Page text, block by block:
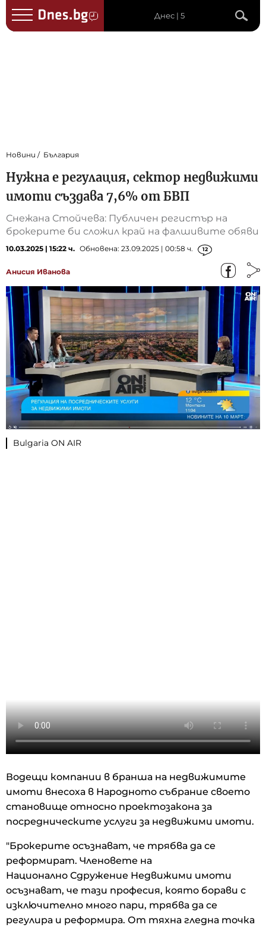
Днес | 5
Новини България
Нужна е регулация, сектор недвижими
имоти създава 7,6% от БВП
Снежана Стойчева: Публичен регистър на
брокерите би сложил край на фалшивите обяви
10.03.2025 | 15:22 ч. Обновена: 23.09.2025 | 00:58 ч. 12
Анисия Иванова
Bulgaria ON AIR
Водещи компании в бранша на недвижимите
имоти внесоха в Народното събрание своето
становище относно проектозакона за
посредническите услуги за недвижими имоти.
"Брокерите осъзнават, че трябва да се
реформират. Членовете на
Национално Сдружение Недвижими имоти
осъзнават, че тази професия, която борави с
изключително много пари, трябва да се
регулира и реформира. От тяхна гледна точка